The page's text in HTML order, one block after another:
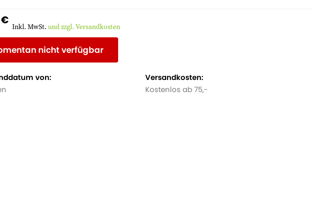
€ Inkl. MwSt.und zzgl. Versandkosten
nicht verfügbar
von:
Versandkosten:
Kostenlos ab 75,-